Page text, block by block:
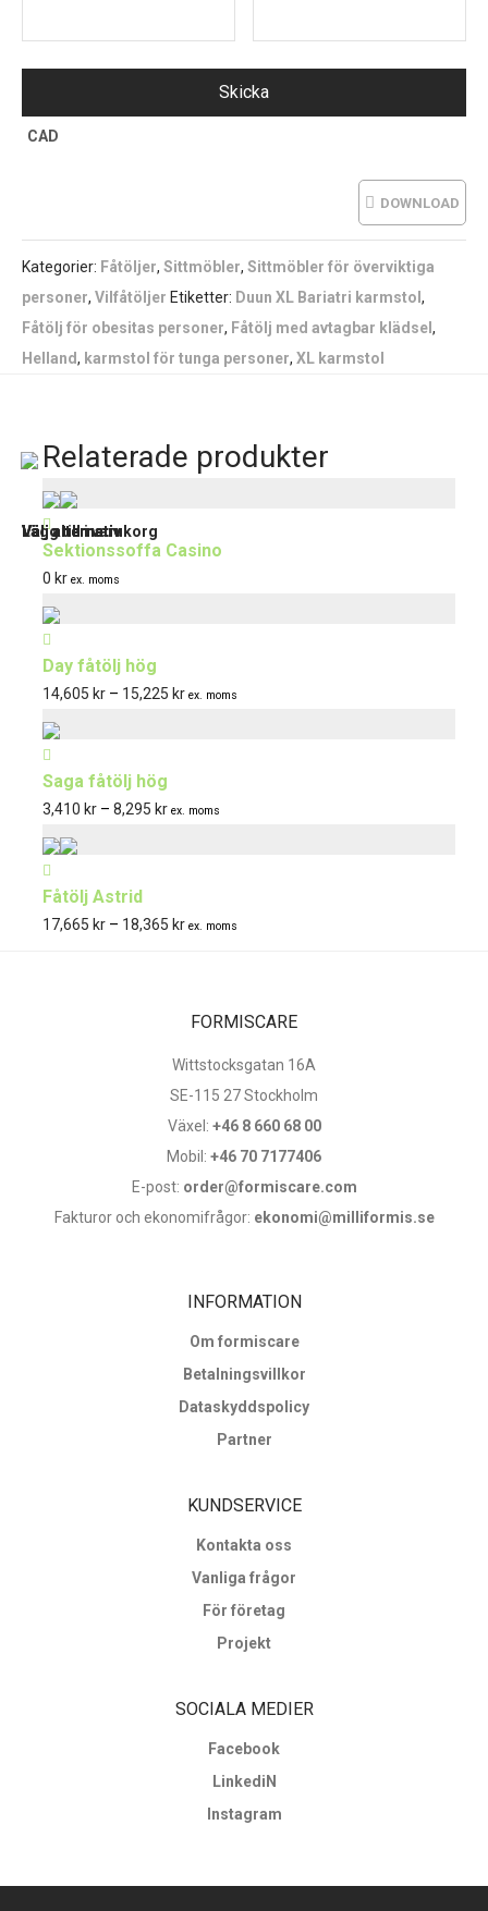
CAD
DOWNLOAD
Kategorier: Fåtöljer, Sittmöbler, Sittmöbler för överviktiga
personer, Vilfåtöljer Etiketter: Duun XL Bariatri karmstol ,
Fåtölj för obesitas personer, Fåtölj med avtagbar klädsel ,
Helland, karmstol för tunga personer, XL karmstol
Relaterade produkter
Sektionssoffa Casino
0 kr ex. moms
Lägg till i varukorg
Day fåtölj hög
14,605 kr – 15,225 krPrisintervall:
ex. moms
Välj alternativhär
produkten
kan
väljas
Saga fåtölj hög
3,410 kr – 8,295 krPrisintervall:
ex. moms
Välj alternativhär
produkten
kan
väljas
Fåtölj Astrid
17,665 kr – 18,365 krPrisintervall:
18,365 kr
ex. moms
Välj alternativhär
produkten
kan
väljas
FORMISCARE
Wittstocksgatan 16A
SE-115 27 Stockholm
Växel: +46 8 660 68 00
Mobil: +46 70 7177406
E-post: order@formiscare.com
Fakturor och ekonomifrågor: ekonomi@milliformis.se
INFORMATION
Om formiscare
Betalningsvillkor
Dataskyddspolicy
Partner
KUNDSERVICE
Kontakta oss
Vanliga frågor
För företag
Projekt
SOCIALA MEDIER
Facebook
LinkediN
Instagram